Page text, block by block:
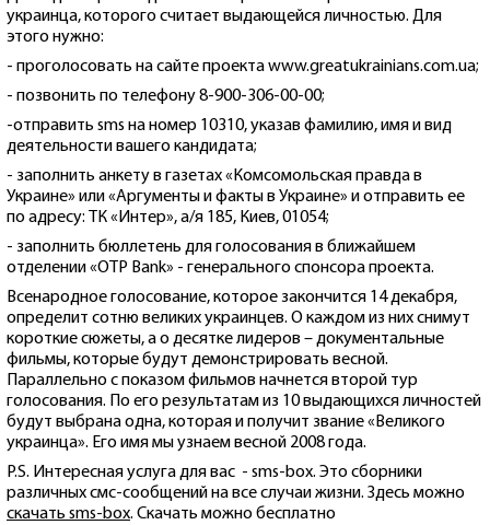
украинца, которого считает выдающейся личностью. Для
этого нужно:
- проголосовать на сайте проекта www.greatukrainians.com.ua;
- позвонить по телефону 8-900-306-00-00;
-отправить sms на номер 10310, указав фамилию, имя и вид
деятельности вашего кандидата;
- заполнить анкету в газетах «Комсомольская правда в
Украине» или «Аргументы и факты в Украине» и отправить ее
по адресу: ТК «Интер», а/я 185, Киев, 01054;
- заполнить бюллетень для голосования в ближайшем
отделении «OTP Bank» - генерального спонсора проекта.
Всенародное голосование, которое закончится 14 декабря,
определит сотню великих украинцев. О каждом из них снимут
короткие сюжеты, а о десятке лидеров – документальные
фильмы, которые будут демонстрировать весной.
Параллельно с показом фильмов начнется второй тур
голосования. По его результатам из 10 выдающихся личностей
будут выбрана одна, которая и получит звание «Великого
украинца». Его имя мы узнаем весной 2008 года.
P.S. Интересная услуга для вас - sms-box. Это сборники
различных смс-сообщений на все случаи жизни. Здесь можно
скачать sms-box. Скачать можно бесплатно